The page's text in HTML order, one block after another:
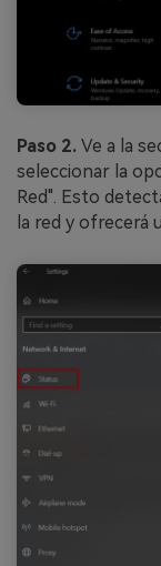
Arregla
Paso 2. Ve a la
seleccionar la
Red". Esto
la red y ofrecerá